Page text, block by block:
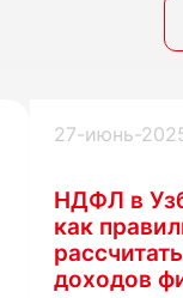
27-июнь-
НДФЛ в
как
доходов